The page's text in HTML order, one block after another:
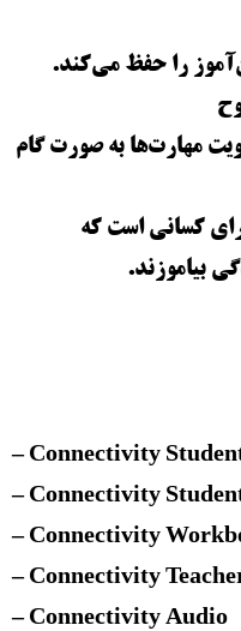
را حفظ می‌کند.
مهارت‌ها به صورت گام
کسانی است که
بیاموزند.
– Connectivity
– Connectivity
– Connectivity
– Connectivity
– Connectivity Audio